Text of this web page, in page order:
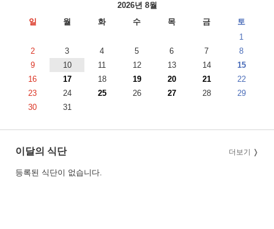
2026년 8월
일
월 화 수 목 금
토
1
2
3 4 5 6 7
8
9
10 11 12 13 14
15
16
17 18 19 20 21
22
23
24 25 26 27 28
29
30
31
이달의 식단 더보기
등록된 식단이 없습니다.